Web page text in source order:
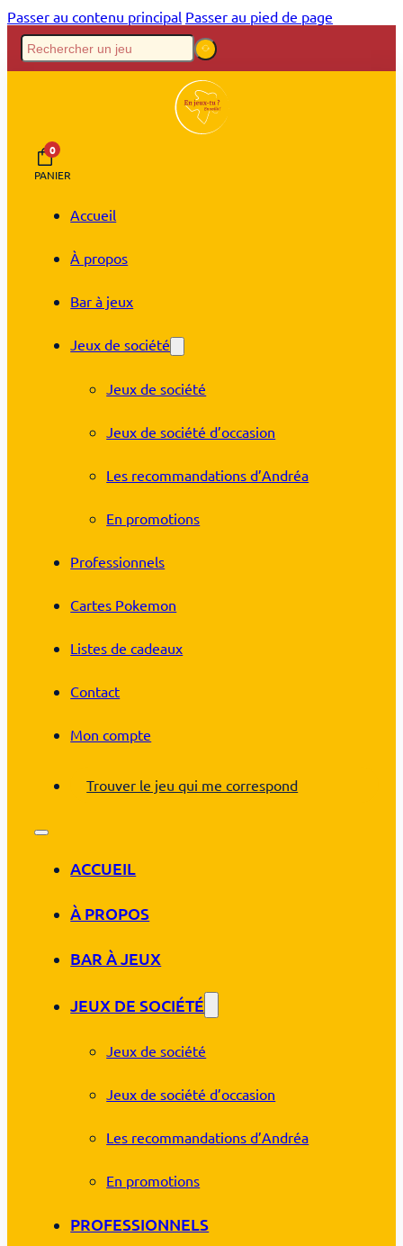
Passer au contenu principal Passer au pied de page
0
PANIER
Accueil
À propos
Bar à jeux
Jeux de société
Jeux de société
Jeux de société d’occasion
Les recommandations d’Andréa
En promotions
Professionnels
Cartes Pokemon
Listes de cadeaux
Contact
Mon compte
Trouver le jeu qui me correspond
ACCUEIL
À PROPOS
BAR À JEUX
JEUX DE SOCIÉTÉ
Jeux de société
Jeux de société d’occasion
Les recommandations d’Andréa
En promotions
PROFESSIONNELS